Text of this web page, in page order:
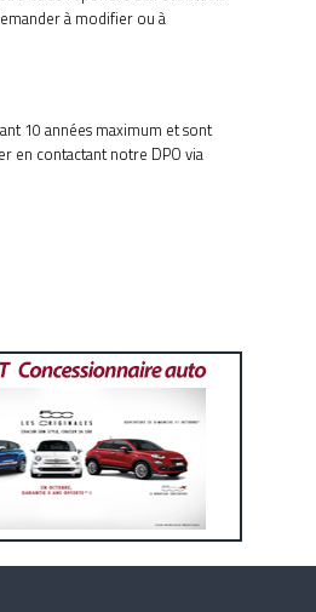
à modifier ou à
10 années maximum et sont
en contactant notre DPO via